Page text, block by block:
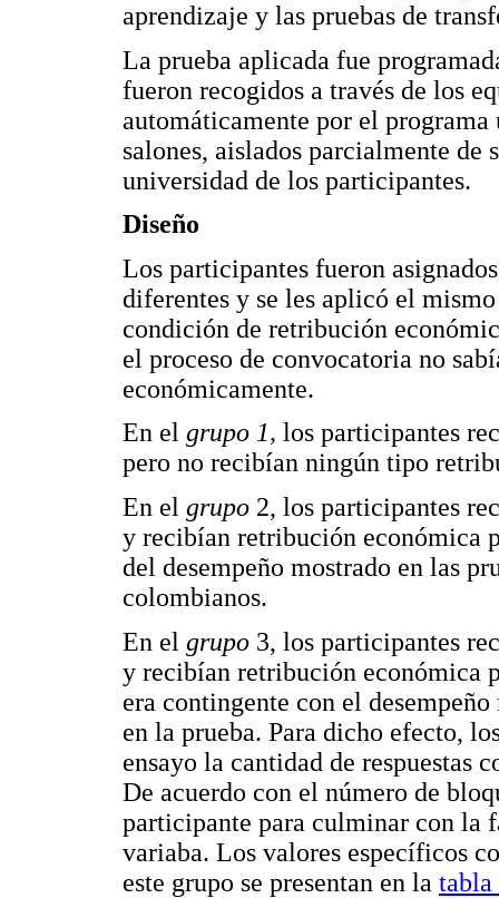
aprendizaje y las pruebas de
La prueba aplicada fue
fueron recogidos a través de los
automáticamente por el
salones, aislados parcialmente de
universidad de los participantes.
Diseño
Los participantes fueron
diferentes y se les aplicó el
condición de retribución
el proceso de convocatoria no
económicamente.
En el grupo 1, los participantes
pero no recibían ningún tipo
En el grupo 2, los participantes
y recibían retribución económica
del desempeño mostrado en las
colombianos.
En el grupo 3, los participantes
y recibían retribución económica
era contingente con el
en la prueba. Para dicho efecto,
ensayo la cantidad de respuestas
De acuerdo con el número de
participante para culminar con la
variaba. Los valores específicos
este grupo se presentan en la tabla